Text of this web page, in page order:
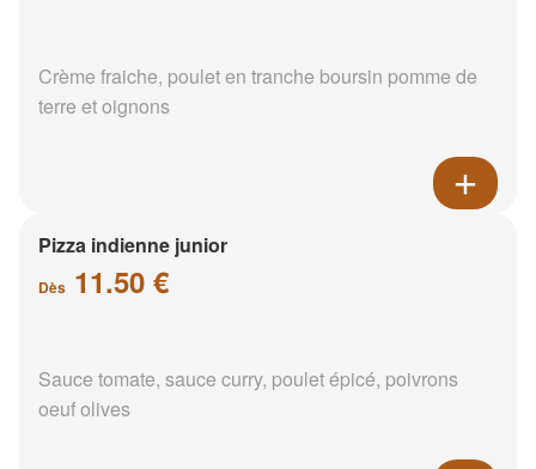
Crème fraiche, poulet en tranche boursin pomme de
terre et oignons
Pizza indienne junior
Dès 11.50 €
Sauce tomate, sauce curry, poulet épicé, poivrons
oeuf olives